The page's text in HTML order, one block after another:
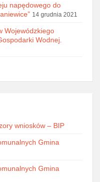
napędowego do
14 grudnia 2021
Wojewódzkiego
Wodnej.
wniosków – BIP
Gmina
Gmina